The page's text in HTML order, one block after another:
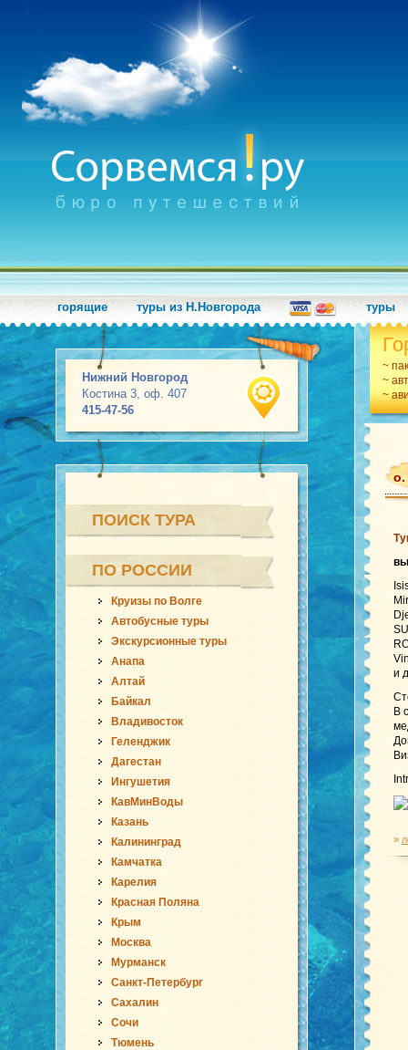
горящие туры из Н.Новгорода туры
Нижний Новгород
Костина 3, оф. 407
415-47-56
~
~
~
ПОИСК ТУРА
ПО РОССИИ
Круизы по Волге
Автобусные туры
Экскурсионные туры
Анапа
Алтай
Байкал
Владивосток
Геленджик
Дагестан
Ингушетия
КавМинВоды
Казань
Калининград
Камчатка
Карелия
Красная Поляна
Крым
Москва
Мурманск
Санкт-Петербург
Сахалин
Сочи
Тюмень
о.
и
В
»